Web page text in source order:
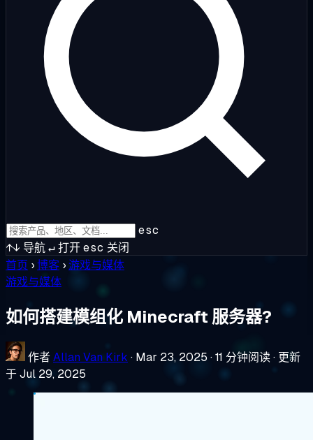
esc
↑↓ 导航↵打开esc 关闭
首页 ›博客 ›游戏与媒体
游戏与媒体
如何搭建模组化 Minecraft 服务器?
作者Allan Van Kirk · Mar 23, 2025 ·11 分钟阅读· 更新
于 Jul 29, 2025